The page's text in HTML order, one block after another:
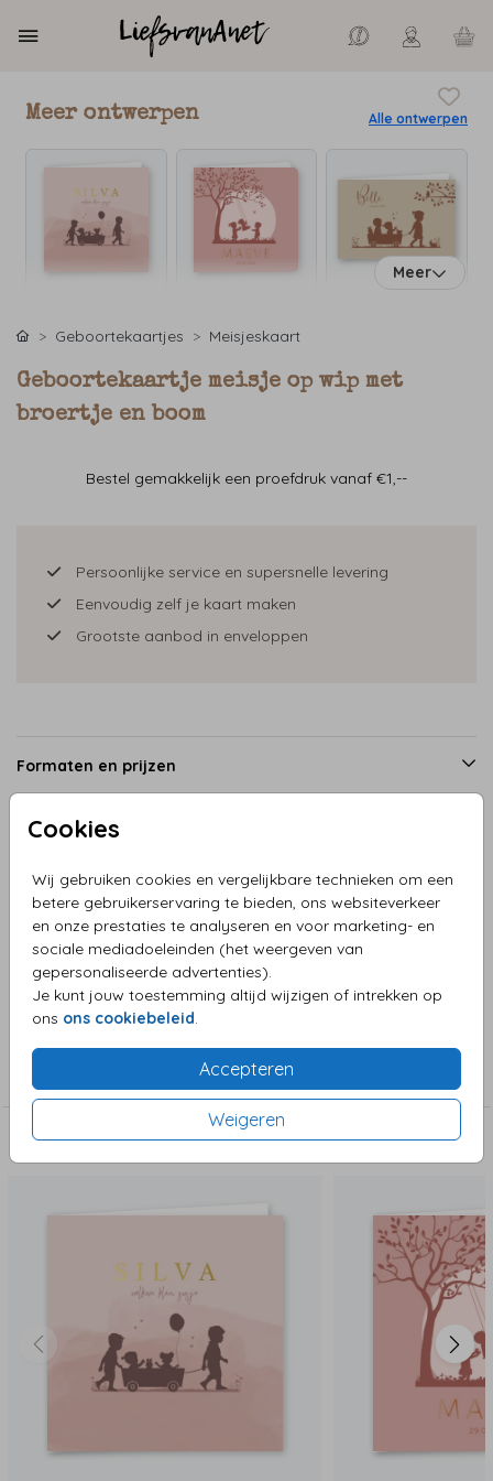
Cookies
Wij gebruiken cookies en vergelijkbare technieken om een
betere gebruikerservaring te bieden, ons websiteverkeer
en onze prestaties te analyseren en voor marketing- en
sociale mediadoeleinden (het weergeven van
gepersonaliseerde advertenties).
Je kunt jouw toestemming altijd wijzigen of intrekken op
ons ons cookiebeleid.
Accepteren
Weigeren
Meer ontwerpen Alle ontwerpen
Meer
Geboortekaartjes Meisjeskaart
Geboortekaartje meisje op wip met
broertje en boom
Bestel gemakkelijk een proefdruk vanaf €1,--
Persoonlijke service en supersnelle levering
Eenvoudig zelf je kaart maken
Grootste aanbod in enveloppen
Formaten en prijzen
Omschrijving
Geboortekaartje meisje op wip met broertje en boom met
hartjes en bloemen. Wat een heerlijk kaartje!